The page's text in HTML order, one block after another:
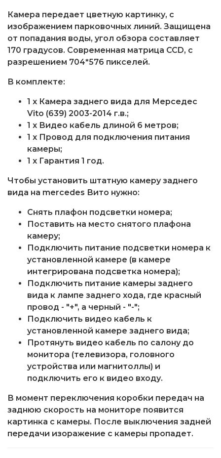
Камера передает цветную картинку, с
изображением парковочных линий. Защищена
от попадания воды, угол обзора составляет
170 градусов. Современная матрица CCD, с
разрешением 704*576 пикселей.
В комплекте:
1 x Камера заднего вида для Мерседес
Vito (639) 2003-2014 г.в.;
1 x Видео кабель длиной 6 метров;
1 x Провод для подключения питания
камеры;
1 x Гарантия 1 год.
Чтобы установить штатную камеру заднего
вида на mercedes Вито нужно:
Снять плафон подсветки номера;
Поставить на место снятого плафона
камеру;
Подключить питание подсветки номера к
установленной камере (в камере
интегрирована подсветка номера);
Подключить питание камеры заднего
вида к лампе заднего хода, где красный
провод - "+", а черный - "-";
Подключить видео кабель к
установленной камере заднего вида;
Протянуть видео кабель по салону до
монитора (телевизора, головного
устройства или магнитоллы) и
подключить его к видео входу.
В момент переключения коробки передач на
заднюю скорость на мониторе появится
картинка с камеры. После выключения задней
передачи изоражение с камеры пропадет.